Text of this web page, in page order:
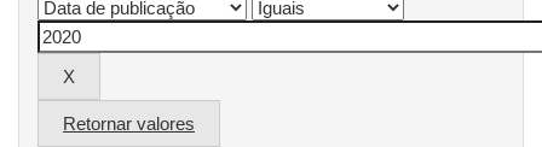
Retornar valores